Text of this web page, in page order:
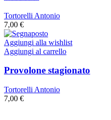
Tortorelli Antonio
7,00 €
Aggiungi alla wishlist
Aggiungi al carrello
Provolone stagionato
Tortorelli Antonio
7,00 €